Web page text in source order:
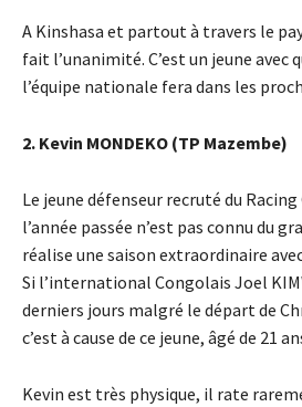
A Kinshasa et partout à travers le
fait l’unanimité. C’est un jeune avec
l’équipe nationale fera dans les
2. Kevin MONDEKO (TP Mazembe)
Le jeune défenseur recruté du Racing
l’année passée n’est pas connu du
réalise une saison extraordinaire
Si l’international Congolais Joel
derniers jours malgré le départ de
c’est à cause de ce jeune, âgé de 21
Kevin est très physique, il rate